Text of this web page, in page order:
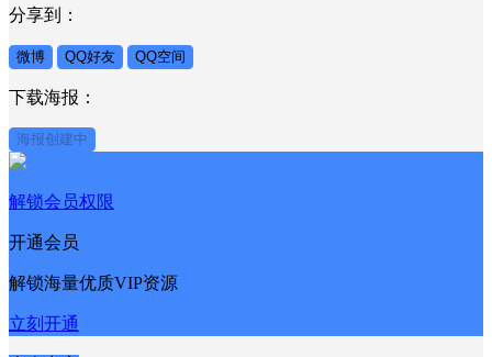
分享到：
微博 QQ好友 QQ空间
下载海报：
海报创建中
解锁会员权限
开通会员
解锁海量优质VIP资源
立刻开通